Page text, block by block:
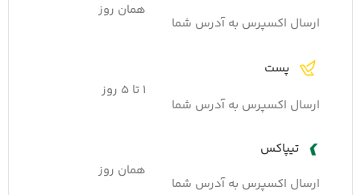
ارسال اکسپرس به آدرس شما
همان روز
پست
ارسال اکسپرس به آدرس شما
۱ تا ۵ روز
تیپاکس
ارسال اکسپرس به آدرس شما
همان روز